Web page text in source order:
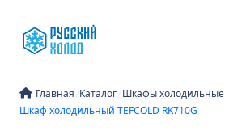
содержимому
Главная/Каталог/Шкафы холодильные
Шкаф холодильный TEFCOLD RK710G